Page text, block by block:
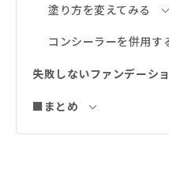
塗り方を変えてみる
コンシーラーを併用す
失敗しないファンデーシ
■まとめ